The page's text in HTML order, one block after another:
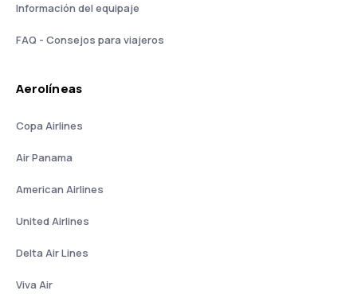
Información del equipaje
FAQ - Consejos para viajeros
Aerolíneas
Copa Airlines
Air Panama
American Airlines
United Airlines
Delta Air Lines
Viva Air